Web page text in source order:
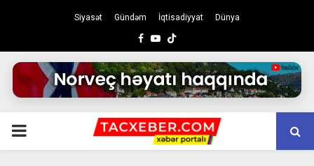
Siyasət Gündəm İqtisadiyyat Dünya
Facebook
Youtube
PRIMARY